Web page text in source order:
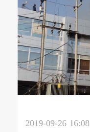
2019-09-26 16:08